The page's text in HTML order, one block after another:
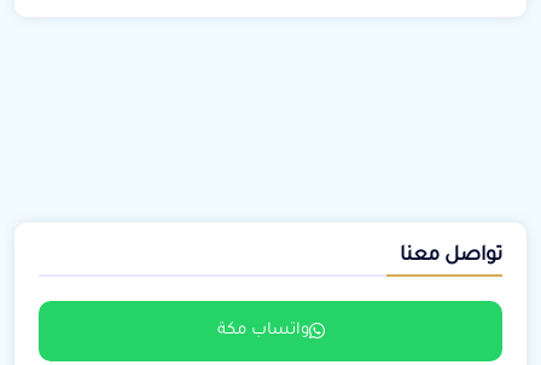
تواصل معنا
واتساب مكة